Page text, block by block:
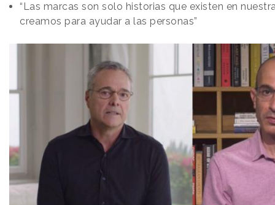
“Las marcas son solo historias que existen en
creamos para ayudar a las personas”